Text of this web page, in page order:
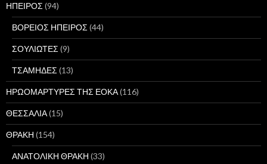
ΗΠΕΙΡΟΣ(94)
ΒΟΡΕΙΟΣ ΗΠΕΙΡΟΣ(44)
ΣΟΥΛΙΩΤΕΣ(9)
ΤΣΑΜΗΔΕΣ(13)
ΗΡΩΟΜΑΡΤΥΡΕΣ ΤΗΣ ΕΟΚΑ(116)
ΘΕΣΣΑΛΙΑ(15)
ΘΡΑΚΗ (154)
ΑΝΑΤΟΛΙΚΗ ΘΡΑΚΗ (33)